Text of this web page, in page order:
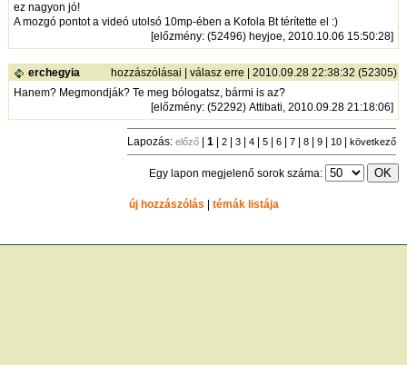
ez nagyon jó!
A mozgó pontot a videó utolsó 10mp-ében a Kofola Bt térítette el :)
[előzmény: (52496) heyjoe, 2010.10.06 15:50:28]
erchegyia hozzászólásai |válasz erre | 2010.09.28 22:38:32 (52305)
Hanem? Megmondják? Te meg bólogatsz, bármi is az?
[előzmény: (52292) Attibati, 2010.09.28 21:18:06]
Lapozás:előző |1 2 3 4 5 6 7 8 9 10 |következő
Egy lapon megjelenő sorok száma:
új hozzászólás témák listája